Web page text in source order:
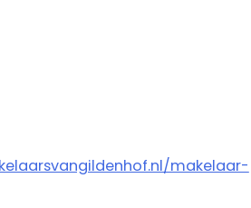
makelaar-